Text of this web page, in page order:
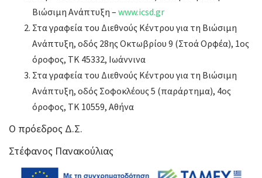
Βιώσιμη Ανάπτυξη – www.icsd.gr
Στα γραφεία του Διεθνούς Κέντρου για τη Βιώσιμη
Ανάπτυξη, οδός 28ης Οκτωβρίου 9 (Στοά Ορφέα), 1ος
όροφος, ΤΚ 45332, Ιωάννινα
Στα γραφεία του Διεθνούς Κέντρου για τη Βιώσιμη
Ανάπτυξη, οδός Σοφοκλέους 5 (παράρτημα), 4ος
όροφος, ΤΚ 10559, Αθήνα
Ο πρόεδρος Δ.Σ.
Στέφανος Πανακούλιας